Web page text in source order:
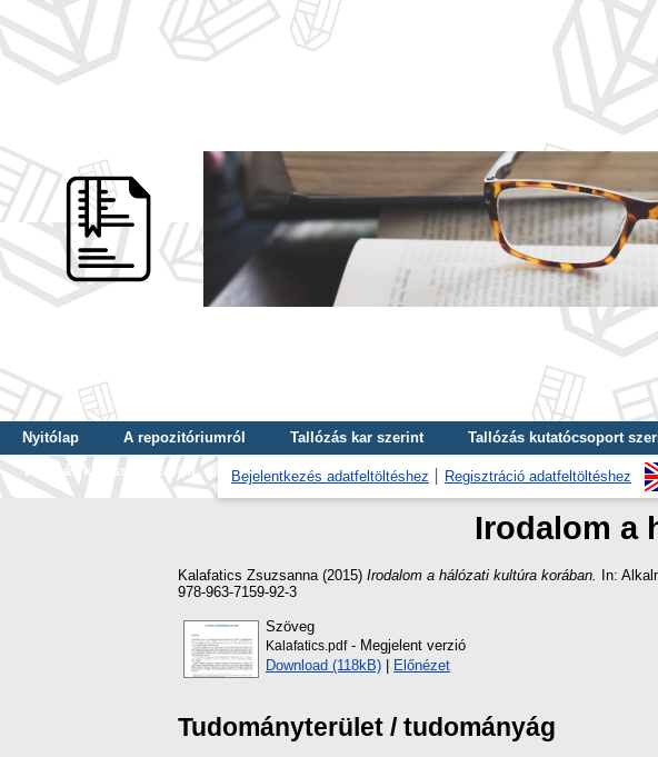
Nyitólap A repozitóriumról Tallózás kar szerint Tallózás kutatócsoport
Tallózás kulcsszó szerint
Bejelentkezés adatfeltöltéshez Regisztráció adatfeltöltéshez
Irodalom a
Kalafatics Zsuzsanna (2015) Irodalom a hálózati kultúra korában.
In:
978-963-7159-92-3
Szöveg
Kalafatics.pdf- Megjelent verzió
Download (118kB) | Előnézet
Tudományterület / tudományág